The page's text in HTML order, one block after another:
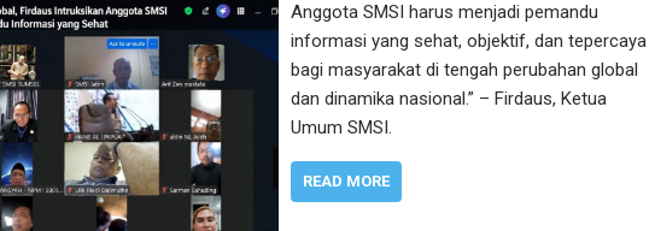
Anggota SMSI harus menjadi pemandu
informasi yang sehat, objektif, dan tepercaya
bagi masyarakat di tengah perubahan global
dan dinamika nasional.” – Firdaus, Ketua
Umum SMSI.
READ MORE